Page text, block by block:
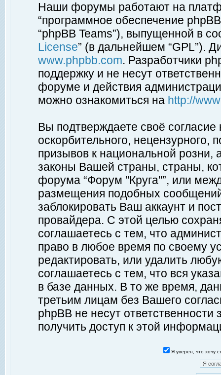
Наши форумы работают на
“программное обеспечение
“phpBB Teams”), выпущенной в
License” (в дальнейшем “GPL”).
www.phpbb.com. Разработчики
поддержку и не несут
форуме и действия
можно ознакомиться на http://
Вы подтверждаете своё
оскорбительного, нецензурного,
призывов к национальной
законы Вашей страны, страны,
форума “Форум "Круга"”, или
размещения подобных
заблокировать Ваш аккаунт и
провайдера. С этой целью
соглашаетесь с тем, что
право в любое время по своему
редактировать, или удалить
соглашаетесь с тем, что вся
в базе данных. В то же время,
третьим лицам без Вашего
phpBB не несут ответственности
получить доступ к этой
Я уверен, что хочу